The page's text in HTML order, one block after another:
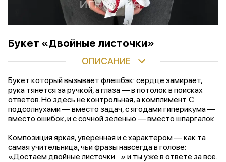
Букет «Двойные листочки»
ОПИСАНИЕ
Букет который вызывает флешбэк: сердце замирает,
рука тянется за ручкой, а глаза — в потолок в поисках
ответов. Но здесь не контрольная, а комплимент. С
подсолнухами — вместо задач, с ягодами гиперикума —
вместо ошибок, и с сочной зеленью — вместо шпаргалок.
Композиция яркая, уверенная и с характером — как та
самая учительница, чьи фразы навсегда в голове:
«Достаем двойные листочки…» и ты уже в ответе за всё.